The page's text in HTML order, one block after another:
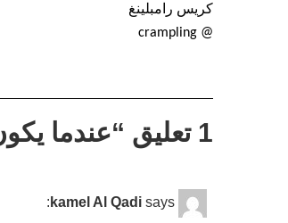
كريس رامبلينغ
@ crampling
1 تعليق “ عندما
kamel Al Qadi says: